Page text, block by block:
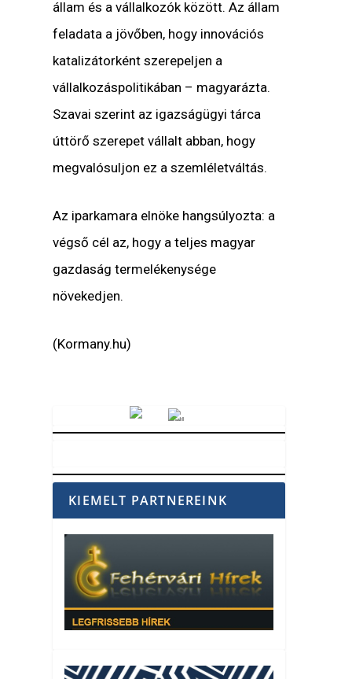
állam és a vállalkozók között. Az állam
feladata a jövőben, hogy innovációs
katalizátorként szerepeljen a
vállalkozáspolitikában – magyarázta.
Szavai szerint az igazságügyi tárca
úttörő szerepet vállalt abban, hogy
megvalósuljon ez a szemléletváltás.
Az iparkamara elnöke hangsúlyozta: a
végső cél az, hogy a teljes magyar
gazdaság termelékenysége
növekedjen.
(Kormany.hu)
KIEMELT PARTNEREINK